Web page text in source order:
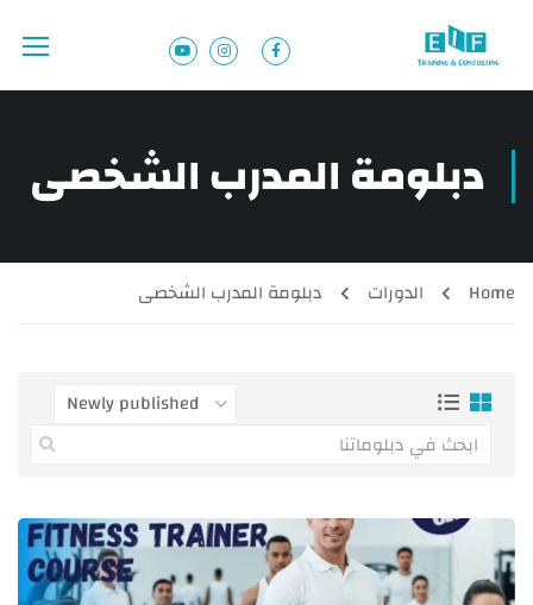
دبلومة المدرب الشخصى
Home الدورات دبلومة المدرب الشخصى